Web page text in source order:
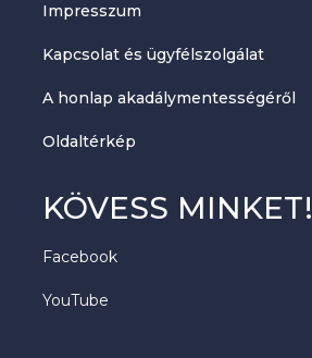
Impresszum
Kapcsolat és ügyfélszolgálat
A honlap akadálymentességéről
Oldaltérkép
KÖVESS MINKET!
Facebook
YouTube